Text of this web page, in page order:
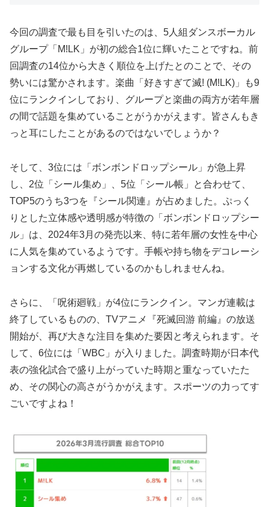
今回の調査で最も目を引いたのは、5人組ダンスボーカル
グループ「M!LK」が初の総合1位に輝いたことですね。前
回調査の14位から大きく順位を上げたとのことで、その
勢いには驚かされます。楽曲「好きすぎて滅! (M!LK)」も9
位にランクインしており、グループと楽曲の両方が若年層
の間で話題を集めていることがうかがえます。皆さんもき
っと耳にしたことがあるのではないでしょうか？
そして、3位には「ボンボンドロップシール」が急上昇
し、2位「シール集め」、5位「シール帳」と合わせて、
TOP5のうち3つを『シール関連』が占めました。ぷっく
りとした立体感や透明感が特徴の「ボンボンドロップシー
ル」は、2024年3月の発売以来、特に若年層の女性を中心
に人気を集めているようです。手帳や持ち物をデコレーシ
ョンする文化が再燃しているのかもしれませんね。
さらに、「呪術廻戦」が4位にランクイン。マンガ連載は
終了しているものの、TVアニメ『死滅回游 前編』の放送
開始が、再び大きな注目を集めた要因と考えられます。そ
して、6位には「WBC」が入りました。調査時期が日本代
表の強化試合で盛り上がっていた時期と重なっていたた
め、その関心の高さがうかがえます。スポーツの力ってす
ごいですよね！